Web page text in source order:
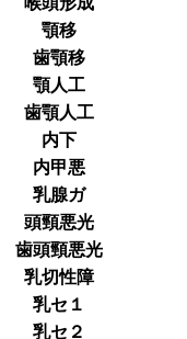
顎移
歯顎移
顎人工
歯顎人工
内下
内甲悪
乳腺ガ
頭頸悪光
歯頭頸悪光
乳切性障
乳セ１
乳セ２